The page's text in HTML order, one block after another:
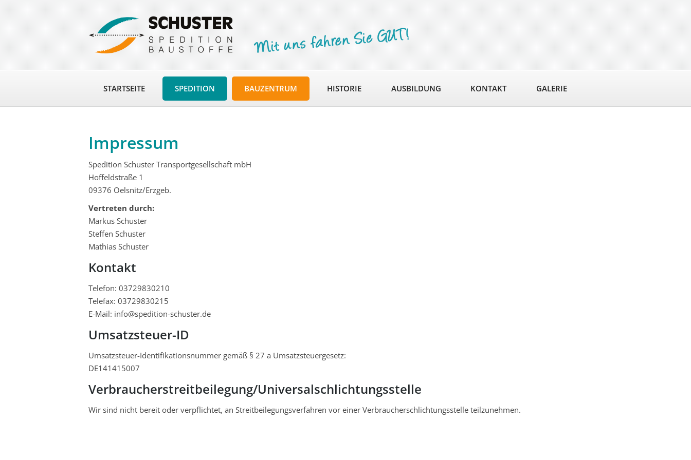
STARTSEITE SPEDITION BAUZENTRUM HISTORIE AUSBILDUNG KONTAKT GALERIE
Impressum
Spedition Schuster Transportgesellschaft mbH
Hoffeldstraße 1
09376 Oelsnitz/Erzgeb.
Vertreten durch:
Markus Schuster
Steffen Schuster
Mathias Schuster
Kontakt
Telefon: 03729830210
Telefax: 03729830215
E-Mail: info@spedition-schuster.de
Umsatzsteuer-ID
Umsatzsteuer-Identifikationsnummer gemäß § 27 a Umsatzsteuergesetz:
DE141415007
Verbraucher­streit­beilegung/Universal­schlichtungs­stelle
Wir sind nicht bereit oder verpflichtet, an Streitbeilegungsverfahren vor einer Verbraucherschlichtungsstelle teilzunehmen.